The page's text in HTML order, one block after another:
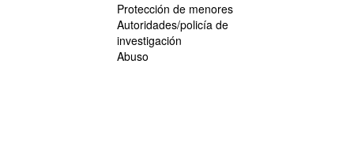
Protección de menores
Autoridades/policía de
investigación
Abuso